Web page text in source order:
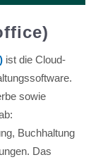
ist die Cloud-
sowie
Buchhaltung
Das